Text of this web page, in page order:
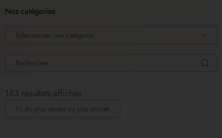
Nos catégories
Sélectionner une catégorie
163 résultats affichés